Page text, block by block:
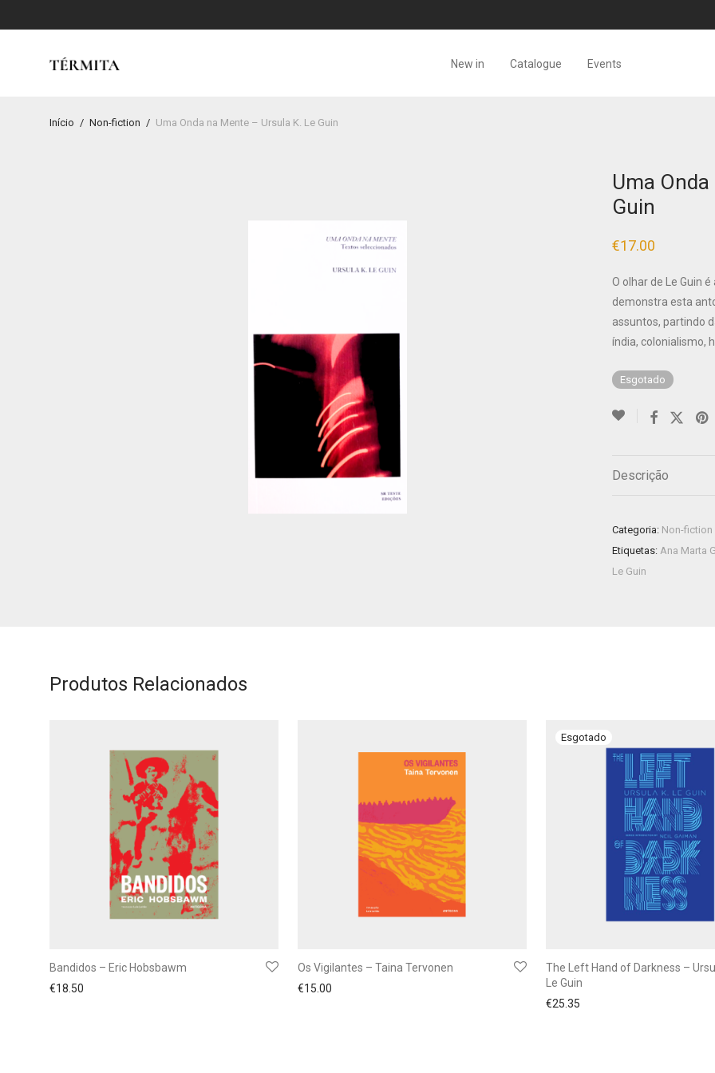
New in Catalogue Events
Início / Non-fiction / Uma Onda na Mente – Ursula K. Le Guin
Uma
Guin
€17.00
O olhar de Le Guin
demonstra esta
assuntos, partindo
índia, colonialismo,
Esgotado
Descrição
Categoria: Non-fiction
Etiquetas: Ana Marta
Le Guin
Produtos Relacionados
Bandidos – Eric Hobsbawm
€18.50
Os Vigilantes – Taina Tervonen
€15.00
The Left Hand of Darkness –
Le Guin
€25.35